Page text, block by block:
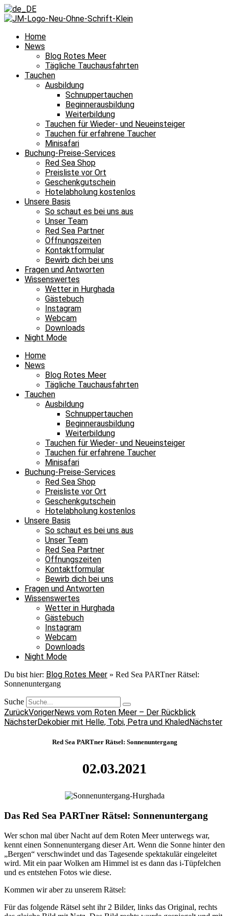
Home
News
Blog Rotes Meer
Tägliche Tauchausfahrten
Tauchen
Ausbildung
Schnuppertauchen
Beginnerausbildung
Weiterbildung
Tauchen für Wieder- und Neueinsteiger
Tauchen für erfahrene Taucher
Minisafari
Buchung-Preise-Services
Red Sea Shop
Preisliste vor Ort
Geschenkgutschein
Hotelabholung kostenlos
Unsere Basis
So schaut es bei uns aus
Unser Team
Red Sea Partner
Öffnungszeiten
Kontaktformular
Bewirb dich bei uns
Fragen und Antworten
Wissenswertes
Wetter in Hurghada
Gästebuch
Instagram
Webcam
Downloads
Night Mode
Home
News
Blog Rotes Meer
Tägliche Tauchausfahrten
Tauchen
Ausbildung
Schnuppertauchen
Beginnerausbildung
Weiterbildung
Tauchen für Wieder- und Neueinsteiger
Tauchen für erfahrene Taucher
Minisafari
Buchung-Preise-Services
Red Sea Shop
Preisliste vor Ort
Geschenkgutschein
Hotelabholung kostenlos
Unsere Basis
So schaut es bei uns aus
Unser Team
Red Sea Partner
Öffnungszeiten
Kontaktformular
Bewirb dich bei uns
Fragen und Antworten
Wissenswertes
Wetter in Hurghada
Gästebuch
Instagram
Webcam
Downloads
Night Mode
Du bist hier: Blog Rotes Meer » Red Sea PARTner Rätsel:
Sonnenuntergang
Suche
ZurückVorigerNews vom Roten Meer – Der Rückblick
NächsterDekobier mit Helle, Tobi, Petra und KhaledNächster
Red Sea PARTner Rätsel: Sonnenuntergang
02.03.2021
Das Red Sea PARTner Rätsel: Sonnenuntergang
Wer schon mal über Nacht auf dem Roten Meer unterwegs war,
kennt einen Sonnenuntergang dieser Art. Wenn die Sonne hinter den
„Bergen“ verschwindet und das Tagesende spektakulär eingeleitet
wird. Mit ein paar Wolken am Himmel ist es dann das i-Tüpfelchen
und es entstehen Fotos wie diese.
Kommen wir aber zu unserem Rätsel:
Für das folgende Rätsel seht ihr 2 Bilder, links das Original, rechts